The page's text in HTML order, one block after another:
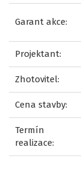
Garant akce:
Projektant:
Zhotovitel:
Cena stavby:
Termín
realizace: